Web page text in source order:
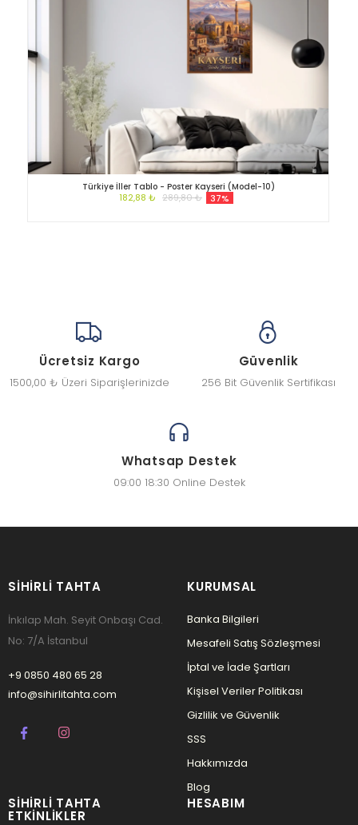
Türkiye İller Tablo - Poster Kayseri (Model-10)
182,88 ₺ 289,80 ₺ 37%
Ücretsiz Kargo
1500,00 ₺ Üzeri Siparişlerinizde
Güvenlik
256 Bit Güvenlik Sertifikası
Whatsap Destek
09:00 18:30 Online Destek
SIHIRLI TAHTA
İnkılap Mah. Seyit Onbaşı Cad.
No: 7/A İstanbul
+9 0850 480 65 28
info@sihirlitahta.com
KURUMSAL
Banka Bilgileri
Mesafeli Satış Sözleşmesi
İptal ve İade Şartları
Kişisel Veriler Politikası
Gizlilik ve Güvenlik
SSS
Hakkımızda
Blog
SIHIRLI TAHTA
ETKINLIKLER
HESABIM